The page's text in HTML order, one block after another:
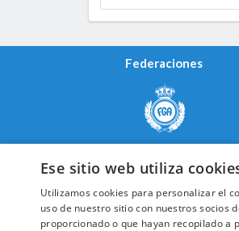
Federaciones
Real Federación Andaluza de
Golf
Ese sitio web utiliza
Utilizamos cookies para personalizar el
uso de nuestro sitio con nuestros socios
proporcionado o que hayan recopilado a